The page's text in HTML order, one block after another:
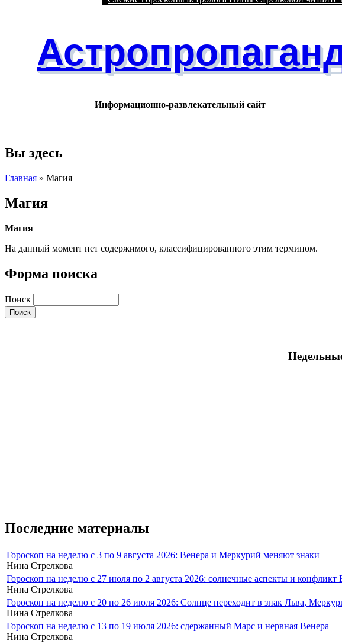
Информационно-развлекательный сайт
Вы здесь
Главная » Магия
Магия
Магия
На данный момент нет содержимого, классифицированного этим термином.
Форма поиска
Поиск
Последние материалы
Гороскоп на неделю с 3 по 9 августа 2026: Венера и Меркурий меняют знаки
Нина Стрелкова
Гороскоп на неделю с 27 июля по 2 августа 2026: солнечные аспекты и
Нина Стрелкова
Гороскоп на неделю с 20 по 26 июля 2026: Солнце переходит в знак Льва,
Нина Стрелкова
Гороскоп на неделю с 13 по 19 июля 2026: сдержанный Марс и нервная Венера
Нина Стрелкова